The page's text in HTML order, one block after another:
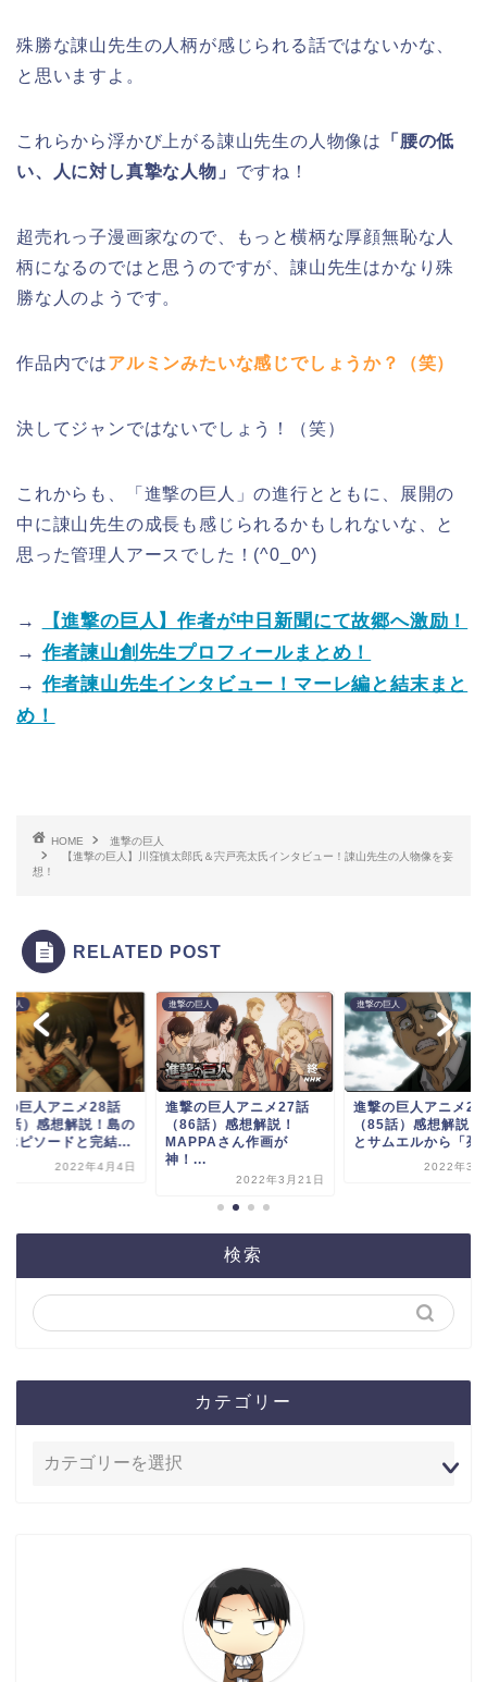
殊勝な諌山先生の人柄が感じられる話ではないかな、
と思いますよ。
これらから浮かび上がる諌山先生の人物像は
「腰の低
い、人に対し真摯な人物」 ですね！
超売れっ子漫画家なので、もっと横柄な厚顔無恥な人
柄になるのではと思うのですが、諌山先生はかなり殊
勝な人のようです。
作品内ではアルミンみたいな感じでしょうか？（笑）
決してジャンではないでしょう！（笑）
これからも、「進撃の巨人」の進行とともに、展開の
中に諌山先生の成長も感じられるかもしれないな、と
思った管理人アースでした！(^0_0^)
→
【進撃の巨人】作者が中日新聞にて故郷へ激励！
→ 作者諫山創先生プロフィールまとめ！
→ 作者諫山先生インタビュー！マーレ編と結末まと
め！
HOME
進撃の巨人
【進撃の巨人】川窪慎太郎氏＆宍戸亮太氏インタビュー！諌山先生の人物像を妄
想！
RELATED POST
巨人
の巨人アニメ28話
話）感想解説！島の
エピソードと完結...
2022年4月4日
進撃の巨人
進撃の巨人アニメ27話
（86話）感想解説！
MAPPAさん作画が
神！...
2022年3月21日
進撃の巨人
進撃の巨人アニメ26
（85話）感想解説！
とサムエルから「死
2022年3
検索
カテゴリー